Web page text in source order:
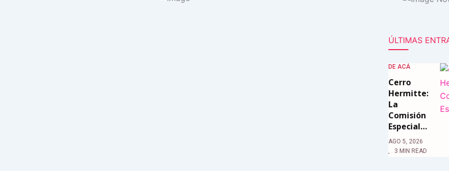
ÚLTIMAS
DE ACÁ
Cerro
Hermitte:
La
Comisión
Especial…
AGO 5, 2026
3 MIN READ